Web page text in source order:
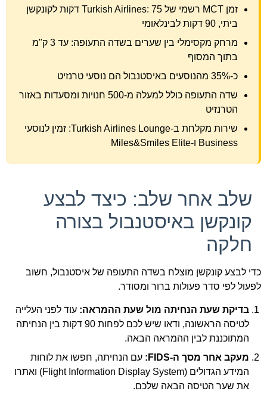
זמן MCT רשמי של Turkish Airlines: 75 דקות לקונקשן
ביתי, 90 דקות לבינלאומי
מרחק מקסימלי בין שערים בשדה התעופה: עד 3 ק"מ
בתוך המסוף
כ-35% מהנוסעים באיסטנבול הם נוסעי טרנזיט
שדה התעופה כולל למעלה מ-500 חנויות ומסעדות באזור
הטרנזיט
שירות מקלחת ב-Turkish Airlines Lounge: זמין לנוסעי
Business ו-Miles&Smiles Elite
שלב אחר שלב: כיצד לבצע
קונקשן באיסטנבול בצורה
חלקה
כדי לבצע קונקשן מוצלח בשדה התעופה של איסטנבול, חשוב
לפעול לפי סדר פעולות ברור ומסודר.
בדיקת שעת הנחיתה מול שעת ההמראה: עוד לפני העלייה
לטיסה הראשונה, ודאו שיש לכם לפחות 90 דקות בין הנחיתה
המתוכננת לבין ההמראה הבאה.
מעקב אחר מסך ה-FIDS:
עם הנחיתה, חפשו את לוחות
המידע הגדולים (Flight Information Display System) ואתרו
את שער הטיסה הבאה שלכם.